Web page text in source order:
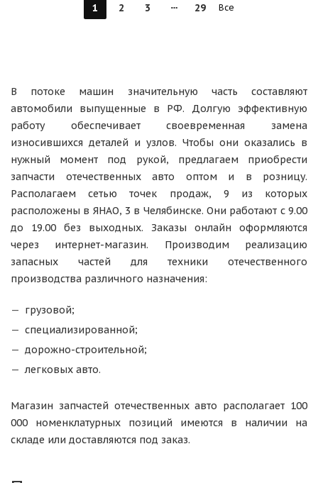
1 2 3 29 Все
В потоке машин значительную часть составляют
автомобили выпущенные в РФ. Долгую эффективную
работу обеспечивает своевременная замена
износившихся деталей и узлов. Чтобы они оказались в
нужный момент под рукой, предлагаем приобрести
запчасти отечественных авто оптом и в розницу.
Располагаем сетью точек продаж, 9 из которых
расположены в ЯНАО, 3 в Челябинске. Они работают с 9.00
до 19.00 без выходных. Заказы онлайн оформляются
через интернет-магазин. Производим реализацию
запасных частей для техники отечественного
производства различного назначения:
грузовой;
специализированной;
дорожно-строительной;
легковых авто.
Магазин запчастей отечественных авто располагает 100
000 номенклатурных позиций имеются в наличии на
складе или доставляются под заказ.